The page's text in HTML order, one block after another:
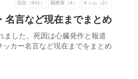
現在（841） 脳梗塞（4） オシム（2）
名言など現在までまとめ
ました。死因は心臓発作と報道
カー名言など現在までをまとめ